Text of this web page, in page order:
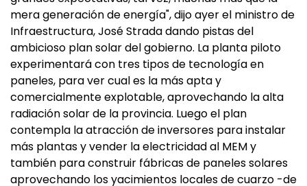
mera generación de energía", dijo ayer el ministro de
Infraestructura, José Strada dando pistas del
ambicioso plan solar del gobierno. La planta piloto
experimentará con tres tipos de tecnología en
paneles, para ver cual es la más apta y
comercialmente explotable, aprovechando la alta
radiación solar de la provincia. Luego el plan
contempla la atracción de inversores para instalar
más plantas y vender la electricidad al MEM y
también para construir fábricas de paneles solares
aprovechando los yacimientos locales de cuarzo -de